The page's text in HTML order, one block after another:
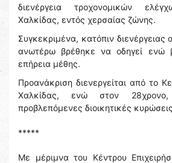
διενέργεια τροχονομικών
Χαλκίδας, εντός χερσαίας ζώνης.
Συγκεκριμένα, κατόπιν
ανωτέρω βρέθηκε να οδηγεί ενώ
επήρεια μέθης.
Προανάκριση διενεργείται από το
Χαλκίδας, ενώ στον 28χρονο,
προβλεπόμενες διοικητικές
*****
Με μέριμνα του Κέντρου